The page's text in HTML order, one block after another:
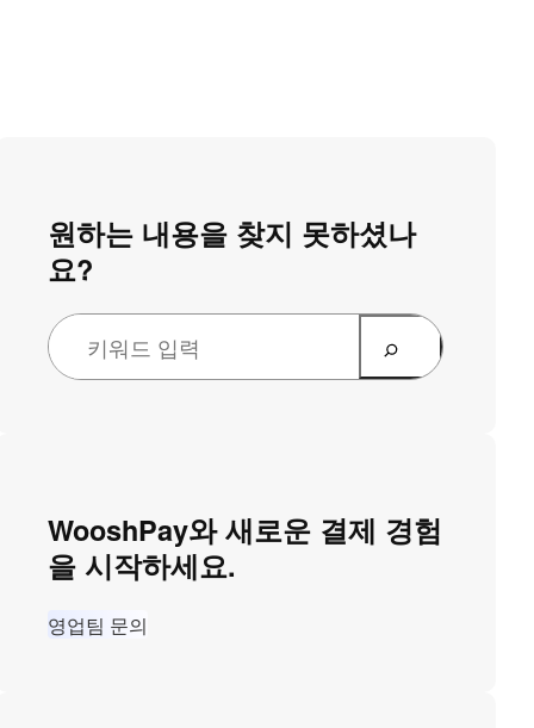
원하는 내용을 찾지 못하셨나
요?
WooshPay와 새로운 결제 경험
을 시작하세요.
영업팀 문의